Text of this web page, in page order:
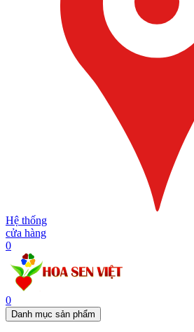
Hệ thống
cửa hàng
0
0
Danh mục sản phẩm